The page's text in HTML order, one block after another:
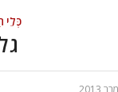
כְּלֵי